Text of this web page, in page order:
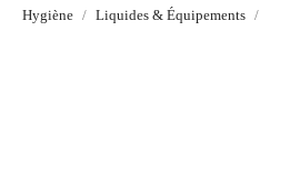
Hygiène Liquides & Équipements